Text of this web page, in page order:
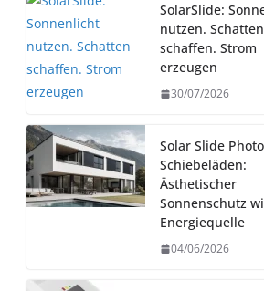
SolarSlide:
nutzen. Schatten
schaffen. Strom
erzeugen
30/07/2026
Solar Slide
Schiebeläden:
Ästhetischer
Sonnenschutz
Energiequelle
04/06/2026